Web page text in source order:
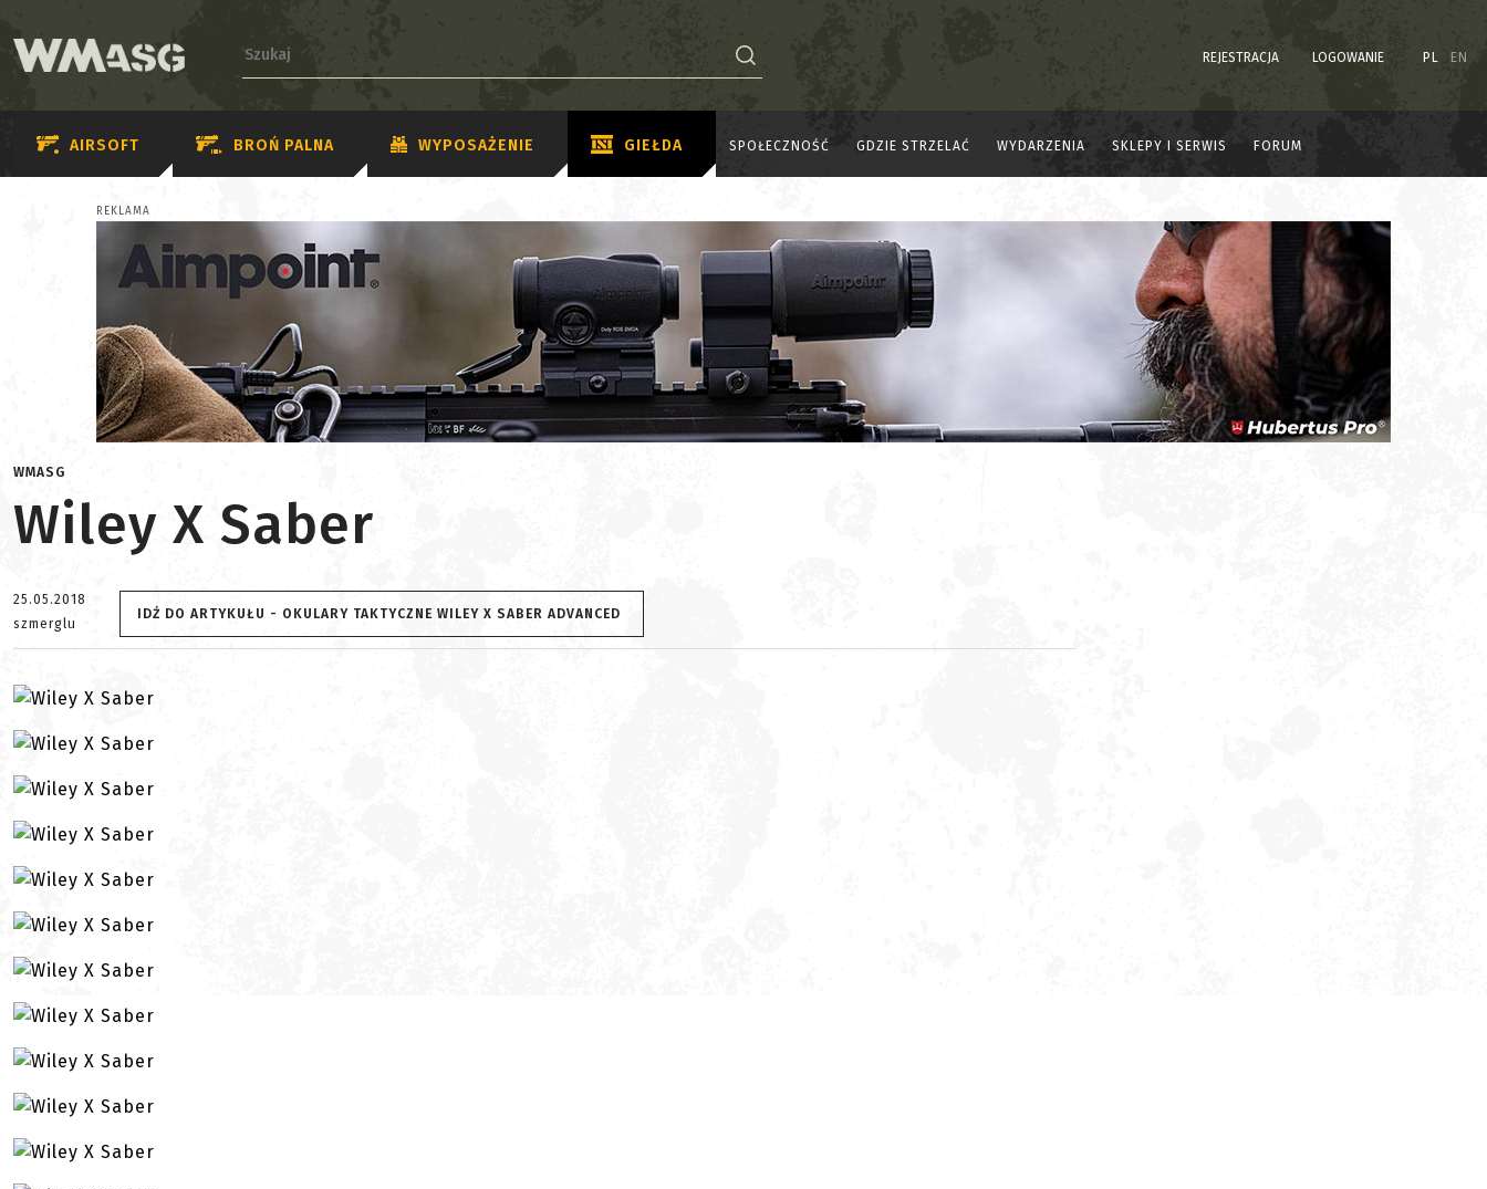
REJESTRACJA LOGOWANIE PL EN
AIRSOFT BROŃ PALNA WYPOSAŻENIE GIEŁDA SPOŁECZNOŚĆ GDZIE STRZELAĆ WYDARZENIA SKLEPY I SERWIS FORUM
REKLAMA
WMASG
Wiley X Saber
25.05.2018
szmerglu
IDŹ DO ARTYKUŁU - OKULARY TAKTYCZNE WILEY X SABER ADVANCED